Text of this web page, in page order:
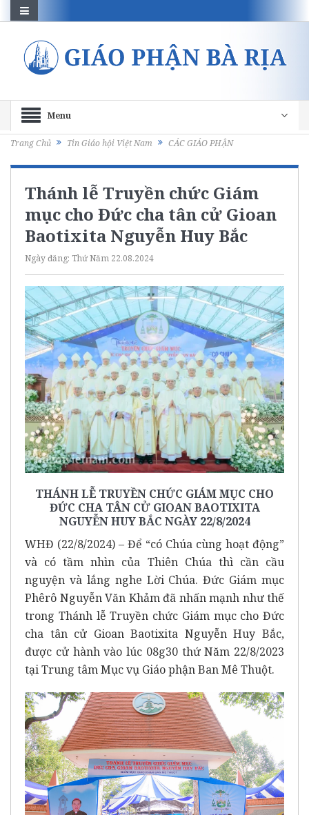
Menu
Trang Chủ Tin Giáo hội Việt Nam CÁC GIÁO PHẬN
Thánh lễ Truyền chức Giám
mục cho Đức cha tân cử Gioan
Baotixita Nguyễn Huy Bắc
Ngày đăng: Thứ Năm 22.08.2024
THÁNH LỄ TRUYỀN CHỨC GIÁM MỤC CHO
ĐỨC CHA TÂN CỬ GIOAN BAOTIXITA
NGUYỄN HUY BẮC NGÀY 22/8/2024
WHĐ (22/8/2024) – Để “có Chúa cùng hoạt động”
và có tầm nhìn của Thiên Chúa thì cần cầu
nguyện và lắng nghe Lời Chúa. Đức Giám mục
Phêrô Nguyễn Văn Khảm đã nhấn mạnh như thế
trong Thánh lễ Truyền chức Giám mục cho Đức
cha tân cử Gioan Baotixita Nguyễn Huy Bắc,
được cử hành vào lúc 08g30 thứ Năm 22/8/2023
tại Trung tâm Mục vụ Giáo phận Ban Mê Thuột.